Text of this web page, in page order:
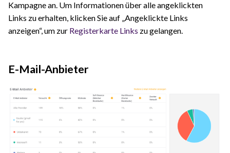
Kampagne an. Um Informationen über alle angeklickten
Links zu erhalten, klicken Sie auf „Angeklickte Links
anzeigen“, um zur Registerkarte Links zu gelangen.
E-Mail-Anbieter